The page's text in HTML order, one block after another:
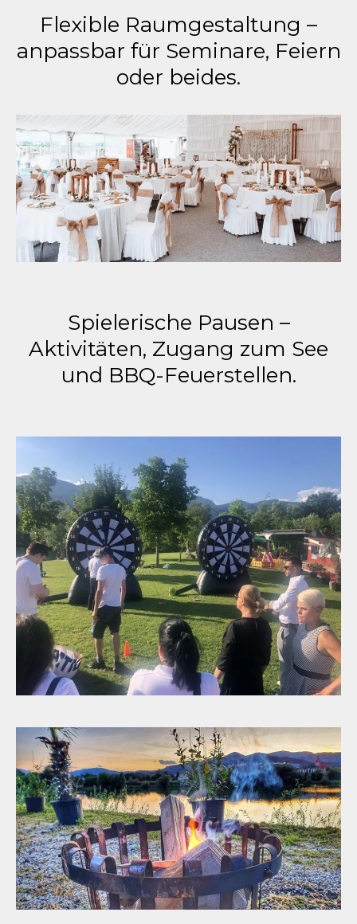
Flexible Raumgestaltung –
anpassbar für Seminare, Feiern
oder beides.
Spielerische Pausen –
Aktivitäten, Zugang zum See
und BBQ-Feuerstellen.